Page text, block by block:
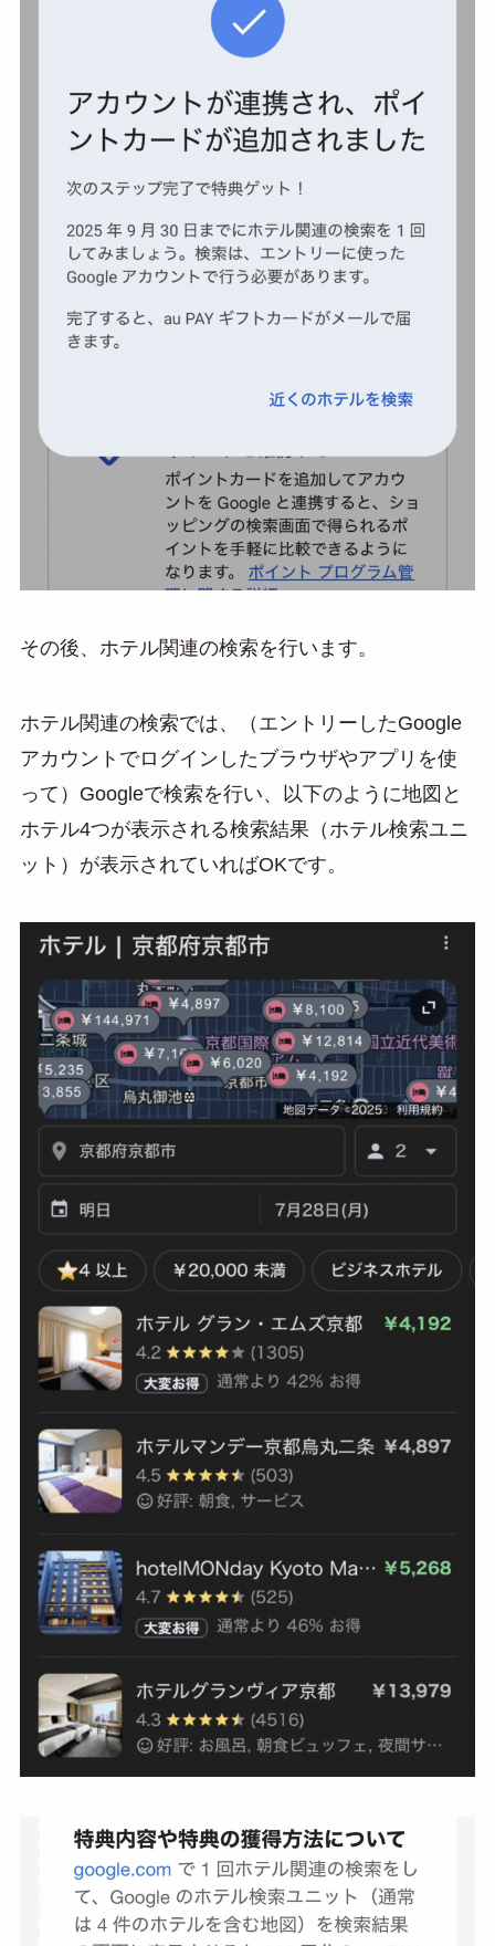
その後、ホテル関連の検索を行います。
ホテル関連の検索では、（エントリーしたGoogle
アカウントでログインしたブラウザやアプリを使
って）Googleで検索を行い、以下のように地図と
ホテル4つが表示される検索結果（ホテル検索ユニ
ット）が表示されていればOKです。